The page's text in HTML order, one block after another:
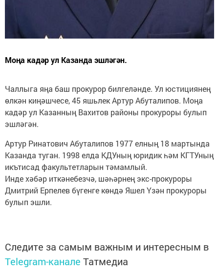
Моңа кадәр ул Казанда эшләгән.
Чаллыга яңа баш прокурор билгеләнде. Ул юстициянең
өлкән киңәшчесе, 45 яшьлек Артур Абуталипов. Моңа
кадәр ул Казанның Вахитов районы прокуроры булып
эшләгән.
Артур Ринатович Абуталипов 1977 елның 18 мартында
Казанда туган. 1998 елда КДУның юридик һәм КГТУның
икътисад факультетларын тәмамлый.
Инде хәбәр иткәнебезчә, шәһәрнең экс-прокуроры
Дмитрий Ерпелев бүгенге көндә Яшел Үзән прокуроры
булып эшли.
Следите за самым важным и интересным в
Telegram-канале Татмедиа